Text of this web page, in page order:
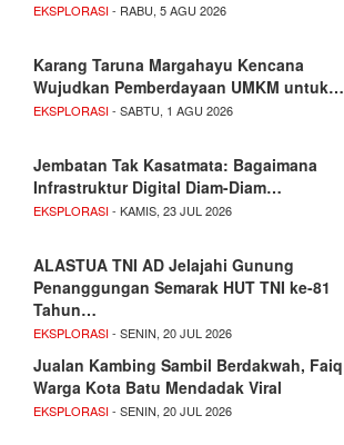
EKSPLORASI- RABU, 5 AGU 2026
Karang Taruna Margahayu Kencana
Wujudkan Pemberdayaan UMKM untuk…
EKSPLORASI- SABTU, 1 AGU 2026
Jembatan Tak Kasatmata: Bagaimana
Infrastruktur Digital Diam-Diam…
EKSPLORASI- KAMIS, 23 JUL 2026
ALASTUA TNI AD Jelajahi Gunung
Penanggungan Semarak HUT TNI ke-81
Tahun…
EKSPLORASI- SENIN, 20 JUL 2026
Jualan Kambing Sambil Berdakwah, Faiq
Warga Kota Batu Mendadak Viral
EKSPLORASI- SENIN, 20 JUL 2026